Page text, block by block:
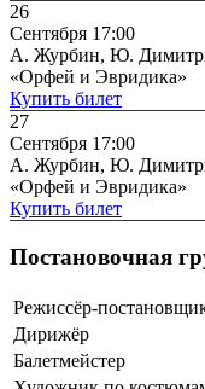
26
Сентября 17:00
А. Журбин, Ю.
«Орфей и Эвридика»
Купить билет
27
Сентября 17:00
А. Журбин, Ю.
«Орфей и Эвридика»
Купить билет
Постановочная
Режиссёр-
Дирижёр
Балетмейстер